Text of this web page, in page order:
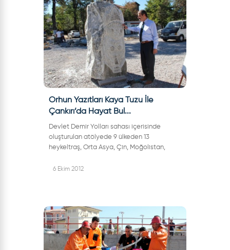
Orhun Yazıtları Kaya Tuzu İle
Çankırı’da Hayat Bul...
Devlet Demir Yolları sahası içerisinde
oluşturulan atölyede 9 ülkeden 13
heykeltraş, Orta Asya, Çin, Moğolistan,
yazıtlarını tuz madeninden çıkarılan kütle
6 Ekim 2012